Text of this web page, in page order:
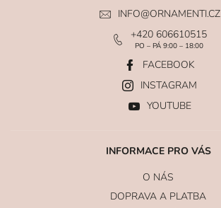
INFO@ORNAMENTI.CZ
+420 606610515
PO – PÁ 9:00 – 18:00
FACEBOOK
INSTAGRAM
YOUTUBE
INFORMACE PRO VÁS
O NÁS
DOPRAVA A PLATBA